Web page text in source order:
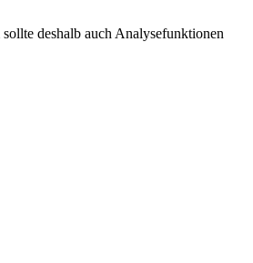
deshalb auch Analysefunktionen